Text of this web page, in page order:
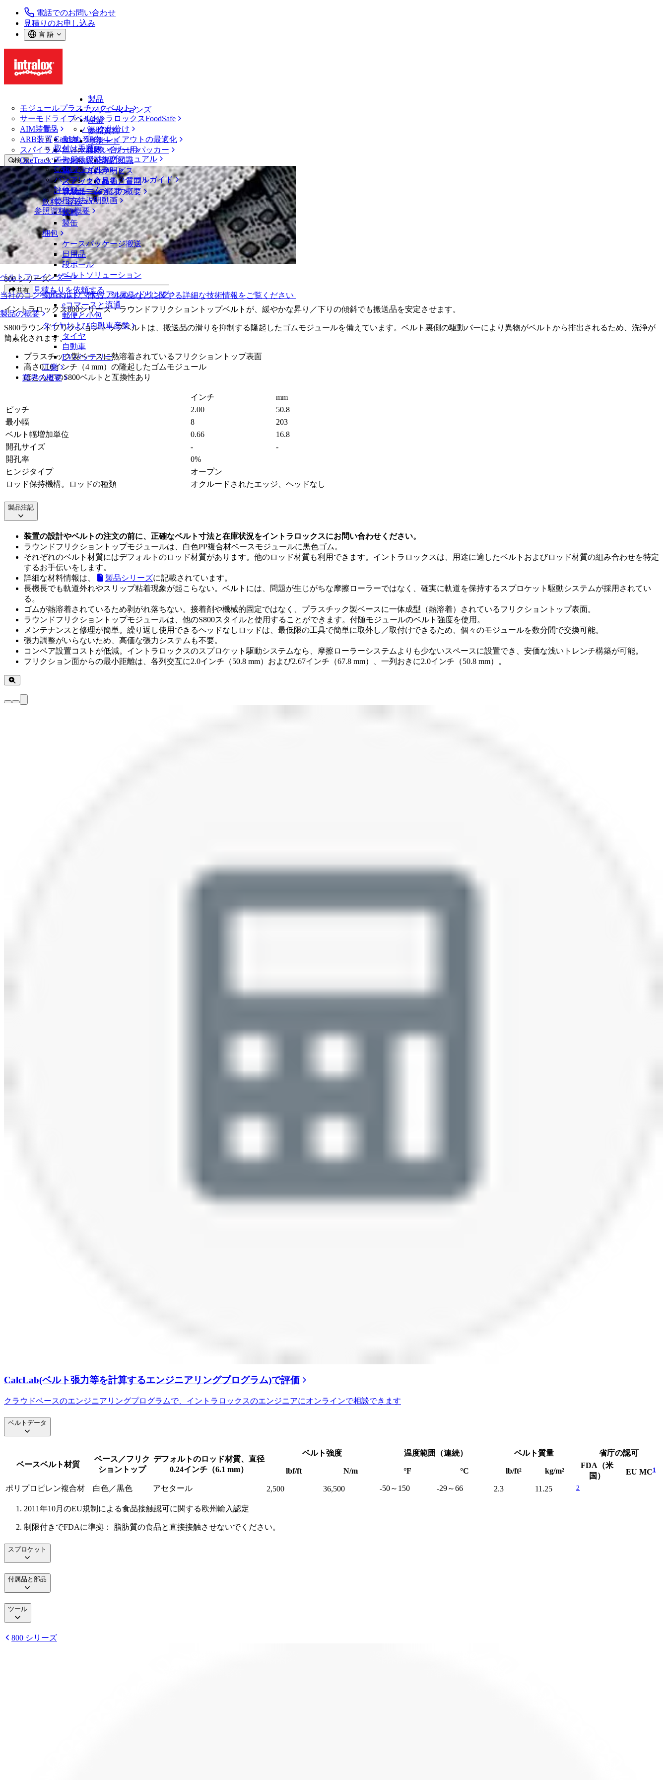
電話でのお問い合わせ
見積りのお申し込み
言 語
製品
モジュールプラスチックベルト
サーモドライブベルト
AIM装置
ARB装置
スパイラル
OneTrackツールおよび部品
ベルトファインダー
当社のコンベアベルト、部品、付属品などに関する詳細な技術情報をご覧ください
製品の概要
ソリューションズ
イントラロックスFoodSafe
バルク仕分け
ラインレイアウトの最適化
パレタイザー用パッカー
専門知識
サービス
技術
ソリューションの概要
産業
食品
食肉、鶏肉
魚と水産物
青果物
製パン
スナック食品
乳製品
飲料と容器
飲料
製缶
梱包
ケースパッケージ搬送
日用品
段ボール
ベルトソリューション
物流およびマテリアルハンドリング
eコマースと流通
郵便と小包
タイヤおよび自動車産業
タイヤ
自動車
EVバッテリー
工業
業界の概要
参照資料
CalcLab
取付け手順
エンジニアリングマニュアル
CADファイル
パンフレット・テクニカルガイド
評価フォーム
使用方法説明動画
参照資料の概要
サポート
お問い合わせ
保証
方針声明
よくあるご質問
サポートの概要
検 索
メニューを開く
ベルトファインダー
ベルトファインダー
モジュールプラスチックベルト
800 シリーズ
ラウンドフリクショントップ
ラウンドフリクショントップ
800 シリーズ
共有 見積もりを依頼する
イントラロックス800シリーズ・ラウンドフリクショントップベルトが、緩やかな昇り／下りの傾斜でも搬送品を安定させます。
S800ラウンドフリクショントップベルトは、搬送品の滑りを抑制する隆起したゴムモジュールを備えています。ベルト裏側の駆動バーにより異物がベルトから排出されるため、洗浄が
簡素化されます。
プラスチック製ベースに熱溶着されているフリクショントップ表面
高さ0.16インチ（4 mm）の隆起したゴムモジュール
ほとんどのS800ベルトと互換性あり
インチ
mm
ピッチ
2.00
50.8
最小幅
8
203
ベルト幅増加単位
0.66
16.8
開孔サイズ
-
-
開孔率
0%
ヒンジタイプ
オープン
ロッド保持機構。ロッドの種類
オクルードされたエッジ、ヘッドなし
製品注記
装置の設計やベルトの注文の前に、正確なベルト寸法と在庫状況をイントラロックスにお問い合わせください。
ラウンドフリクショントップモジュールは、白色PP複合材ベースモジュールに黒色ゴム。
それぞれのベルト材質にはデフォルトのロッド材質があります。他のロッド材質も利用できます。イントラロックスは、用途に適したベルトおよびロッド材質の組み合わせを特定
するお手伝いをします。
詳細な材料情報は、
製品シリーズに記載されています。
長機長でも軌道外れやスリップ粘着現象が起こらない。ベルトには、問題が生じがちな摩擦ローラーではなく、確実に軌道を保持するスプロケット駆動システムが採用されてい
る。
ゴムが熱溶着されているため剥がれ落ちない。接着剤や機械的固定ではなく、プラスチック製ベースに一体成型（熱溶着）されているフリクショントップ表面。
ラウンドフリクショントップモジュールは、他のS800スタイルと使用することができます。付随モジュールのベルト強度を使用。
メンテナンスと修理が簡単。繰り返し使用できるヘッドなしロッドは、最低限の工具で簡単に取外し／取付けできるため、個々のモジュールを数分間で交換可能。
張力調整がいらないため、高価な張力システムも不要。
コンベア設置コストが低減。イントラロックスのスプロケット駆動システムなら、摩擦ローラーシステムよりも少ないスペースに設置でき、安価な浅いトレンチ構築が可能。
フリクション面からの最小距離は、各列交互に2.0インチ（50.8 mm）および2.67インチ（67.8 mm）、一列おきに2.0インチ（50.8 mm）。
CalcLab(ベルト張力等を計算するエンジニアリングプログラム)で評価
クラウドベースのエンジニアリングプログラムで、イントラロックスのエンジニアにオンラインで相談できます
ベルトデータ
ベースベルト材質
ベース／フリク
ショントップ
デフォルトのロッド材質、直径
0.24インチ（6.1 mm）
ベルト強度 温度範囲（連続） ベルト質量 省庁の認可
lbf/ft N/m °F °C lb/ft² kg/m²
FDA（米
国）
EU MC1
ポリプロピレン複合材 白色／黒色 アセタール 2,500 36,500 -50～150 -29～66 2.3 11.25 2
2011年10月のEU規制による食品接触認可に関する欧州輸入認定
制限付きでFDAに準拠： 脂肪質の食品と直接接触させないでください。
スプロケット
付属品と部品
ツール
800 シリーズ